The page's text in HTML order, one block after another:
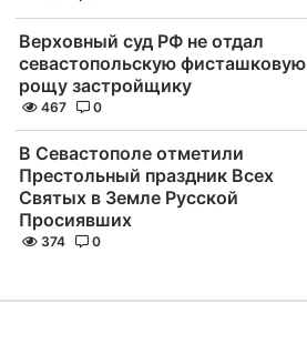
Верховный суд РФ не отдал
севастопольскую фисташковую
рощу застройщику
467 0
В Севастополе отметили
Престольный праздник Всех
Святых в Земле Русской
Просиявших
374 0